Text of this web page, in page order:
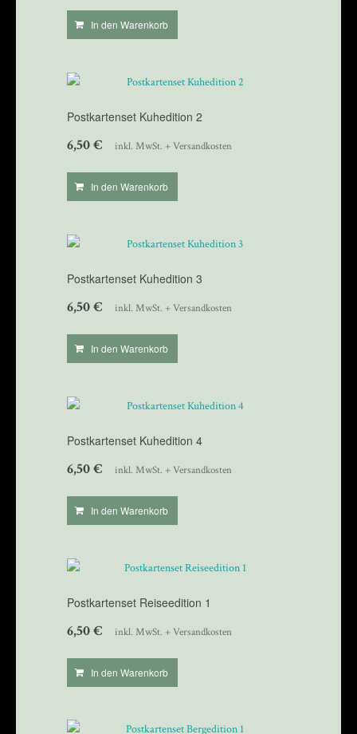
In den Warenkorb
Postkartenset Kuhedition 2
6,50€ inkl. MwSt. + Versandkosten
In den Warenkorb
Postkartenset Kuhedition 3
6,50€ inkl. MwSt. + Versandkosten
In den Warenkorb
Postkartenset Kuhedition 4
6,50€ inkl. MwSt. + Versandkosten
In den Warenkorb
Postkartenset Reiseedition 1
6,50€ inkl. MwSt. + Versandkosten
In den Warenkorb